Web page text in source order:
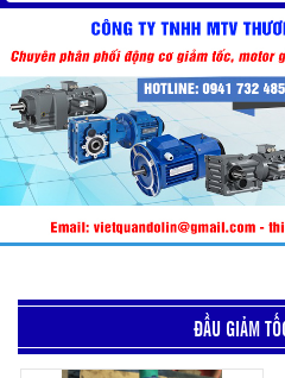
ĐẦU GIẢM